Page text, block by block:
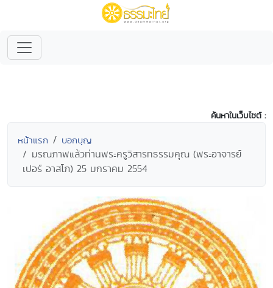
ค้นหาในเว็บไซต์ :
หน้าแรก บอกบุญ
มรณภาพแล้วท่านพระครูวิสารทธรรมคุณ (พระอาจารย์
เปอร์ อาสโภ) 25 มกราคม 2554